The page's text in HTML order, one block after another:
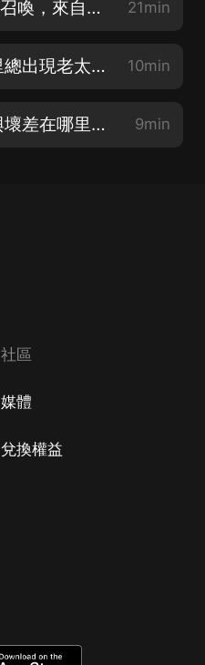
《搭車》(下)：耳邊的召喚，來自天使還是撒旦？！（驚魂季III已火熱上線歡迎收聽） 21min
故事符號：為何故事里總出現老太太？你應該知道（驚魂季III已火熱上線歡迎收聽） 10min
創作揭秘：故事的好與壞差在哪里？（驚魂季III《失控》已火熱上線歡迎收聽） 9min
社區
媒體
兌換權益